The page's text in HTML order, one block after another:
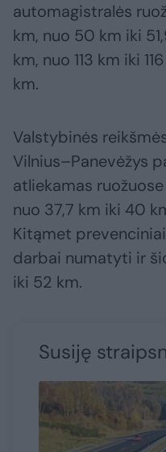
automagistralės
km, nuo 50 km iki
km, nuo 113 km iki
km.
Valstybinės
Vilnius–Panevėžys
atliekamas
nuo 37,7 km iki 40
Kitąmet
darbai numatyti ir
iki 52 km.
Susiję